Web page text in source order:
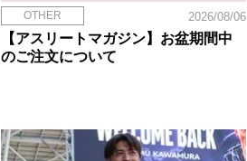
OTHER 2026/08/06
【アスリートマガジン】お盆期間中
のご注文について